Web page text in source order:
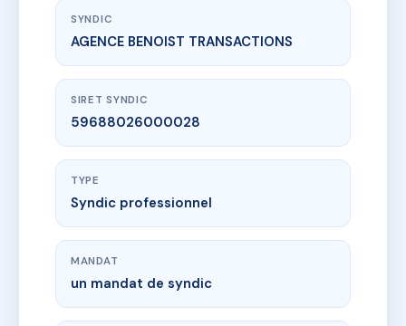
SYNDIC
AGENCE BENOIST TRANSACTIONS
SIRET SYNDIC
59688026000028
TYPE
Syndic professionnel
MANDAT
un mandat de syndic